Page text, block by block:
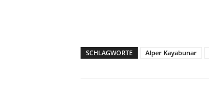
SCHLAGWORTE Alper Kayabunar